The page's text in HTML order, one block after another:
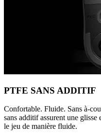
PTFE SANS ADDITIF
Confortable. Fluide. Sans à-
sans additif assurent une
le jeu de manière fluide.